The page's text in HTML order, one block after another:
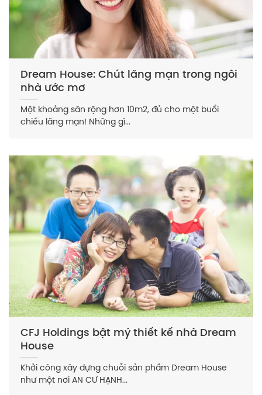
Dream House: Chút lãng mạn trong ngôi
nhà ước mơ
Một khoảng sân rộng hơn 10m2, đủ cho một buổi
chiều lãng mạn! Những gì...
CFJ Holdings bật mý thiết kế nhà Dream
House
Khởi công xây dựng chuỗi sản phẩm Dream House
như một nơi AN CƯ HẠNH...